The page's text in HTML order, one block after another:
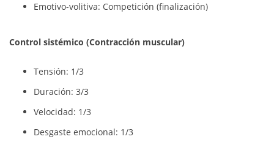
Emotivo-volitiva: Competición (finalización)
Control sistémico (Contracción muscular)
Tensión: 1/3
Duración: 3/3
Velocidad: 1/3
Desgaste emocional: 1/3